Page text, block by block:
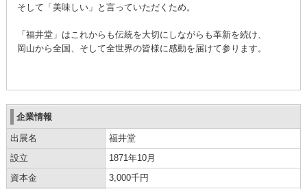
そして「美味しい」と言っていただくため。
「福井堂」はこれからも伝統を大切にしながらも革新を続け、
岡山から全国、そして全世界の皆様に感動を届けて参ります。
企業情報
出展名
福井堂
設立
1871年10月
資本金
3,000千円